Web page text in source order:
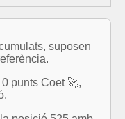
suposen
punts Coet 🚀,